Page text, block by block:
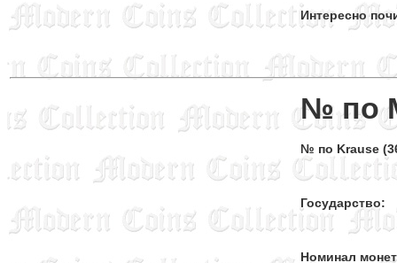
Интересно
№ по
№ по Krause
Государство:
Номинал